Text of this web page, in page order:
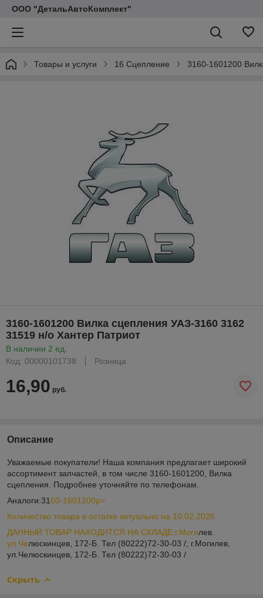
ООО "ДетальАвтоКомплект"
Товары и услуги 16 Сцепление 3160-1601200
3160-1601200 Вилка сцепления УАЗ-3160 3162
31519 н/о Хантер Патриот
В наличии 2 ед.
Код: 00000101738
Розница
16,90 руб.
Описание
Уважаемые покупатели! Наша компания предлагает широкий
ассортимент запчастей, в том числе 3160-1601200, Вилка
сцепления. Подробнее уточняйте по телефонам.
Аналоги:3160-1601200p>
Количество товара в остатке актуально на 10.02.2026
ДАННЫЙ ТОВАР НАХОДИТСЯ НА СКЛАДE:г.Могилев
ул.Челюскинцев, 172-Б. Тел (80222)72-30-03 /; г.Могилев,
ул.Челюскинцев, 172-Б. Тел (80222)72-30-03 /
Скрыть